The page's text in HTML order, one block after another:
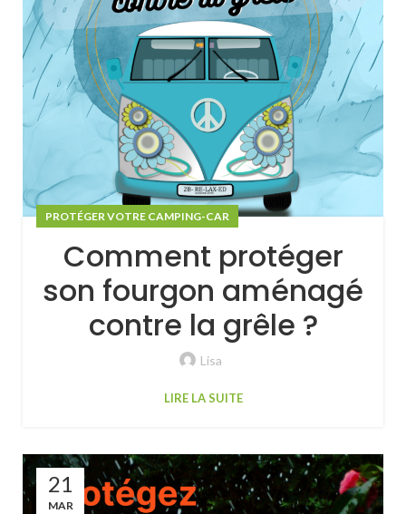
PROTÉGER VOTRE CAMPING-CAR
Comment protéger
son fourgon aménagé
contre la grêle ?
Lisa
LIRE LA SUITE
21
MAR